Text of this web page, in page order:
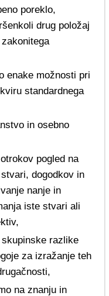
poreklo,
drug položaj
enake možnosti pri
standardnega
in osebno
pogled na
dogodkov in
nanje in
iste stvari ali
razlike
za izražanje teh
na znanju in